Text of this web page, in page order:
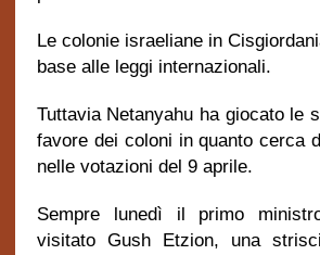
Le colonie israeliane in
base alle leggi internazionali.
Tuttavia Netanyahu ha giocato le
favore dei coloni in quanto cerca
nelle votazioni del 9 aprile.
Sempre lunedì il primo
visitato Gush Etzion, una